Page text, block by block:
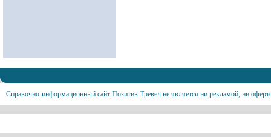
Справочно-информационный сайт Позитив Тревел не является ни рекламой, ни